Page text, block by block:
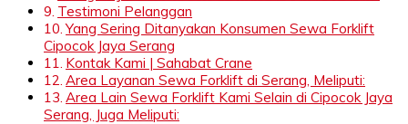
Testimoni Pelanggan
Yang Sering Ditanyakan Konsumen Sewa Forklift
Cipocok Jaya Serang
Kontak Kami | Sahabat Crane
Area Layanan Sewa Forklift di Serang, Meliputi:
Area Lain Sewa Forklift Kami Selain di Cipocok Jaya
Serang, Juga Meliputi: